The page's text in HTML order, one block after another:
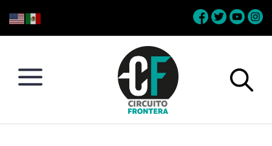
to
to
to
to
Conéctate